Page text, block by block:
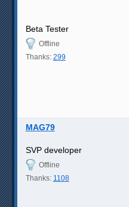
Beta Tester
Offline
Thanks: 299
MAG79
SVP developer
Offline
Thanks: 1108